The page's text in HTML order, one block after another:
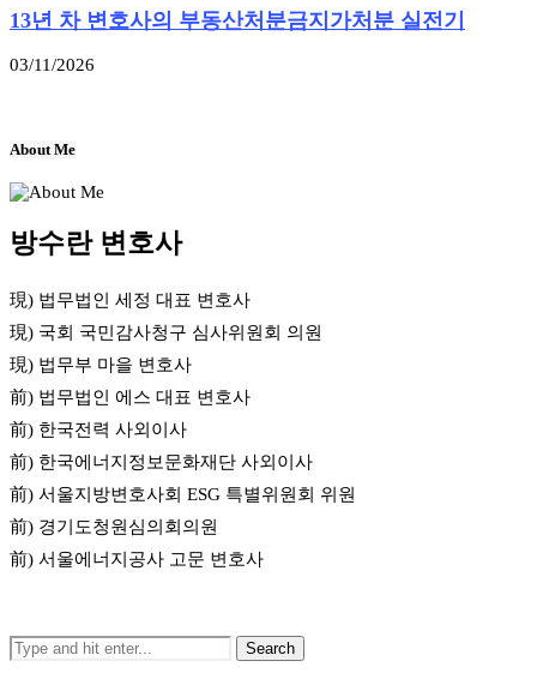
13년 차 변호사의 부동산처분금지가처분 실전기
03/11/2026
About Me
방수란 변호사
現) 법무법인 세정 대표 변호사
現) 국회 국민감사청구 심사위원회 의원
現) 법무부 마을 변호사
前) 법무법인 에스 대표 변호사
前) 한국전력 사외이사
前) 한국에너지정보문화재단 사외이사
前) 서울지방변호사회 ESG 특별위원회 위원
前) 경기도청원심의회의원
前) 서울에너지공사 고문 변호사